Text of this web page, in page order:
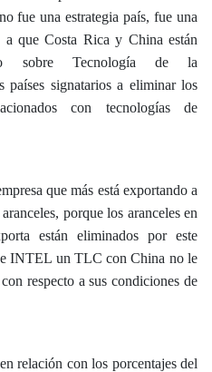
fue una estrategia país, fue una
a que Costa Rica y China están
sobre Tecnología de la
países signatarios a eliminar los
con tecnologías de
que más está exportando a
porque los aranceles en
están eliminados por este
INTEL un TLC con China no le
respecto a sus condiciones de
relación con los porcentajes del